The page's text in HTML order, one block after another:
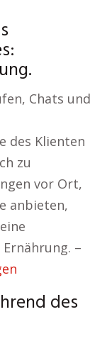
Chats und
des Klienten
zu
vor Ort,
anbieten,
–
des